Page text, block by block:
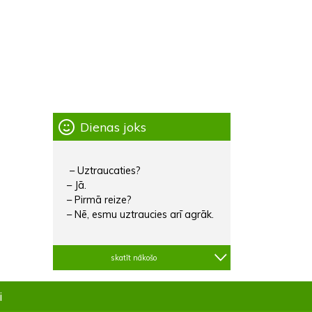
Dienas joks
– Uztraucaties?
– Jā.
– Pirmā reize?
– Nē, esmu uztraucies arī agrāk.
skatīt nākošo